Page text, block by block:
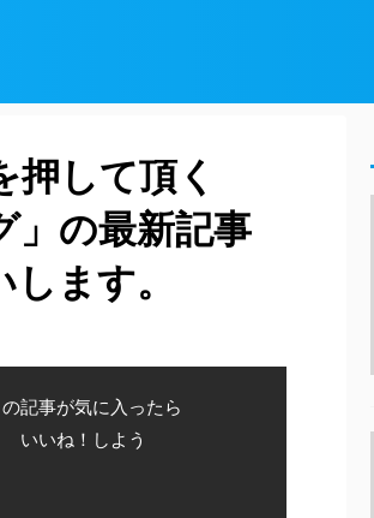
して頂く
」の最新記事
ます。
の記事が気に入ったら
いいね！しよう